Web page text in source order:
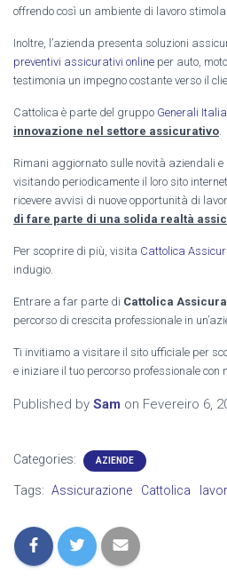
offrendo così un ambiente di lavoro
Inoltre, l’azienda presenta soluzioni
preventivi assicurativi online per auto,
testimonia un impegno costante verso il
Cattolica è parte del gruppo Generali Italia
innovazione nel settore assicurativo
Rimani aggiornato sulle novità aziendali
visitando periodicamente il loro sito
ricevere avvisi di nuove opportunità di
di fare parte di una solida realtà
Per scoprire di più, visita Cattolica
indugio.
Entrare a far parte di Cattolica
percorso di crescita professionale in
Ti invitiamo a visitare il sito ufficiale per
e iniziare il tuo percorso professionale con
Published by Sam on Fevereiro 6,
Categories: AZIENDE
Tags: Assicurazione Cattolica